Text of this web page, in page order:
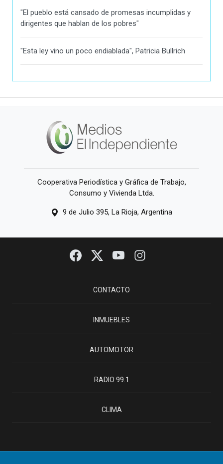
"El pueblo está cansado de promesas incumplidas y
dirigentes que hablan de los pobres"
"Esta ley vino un poco endiablada", Patricia Bullrich
Cooperativa Periodística y Gráfica de Trabajo,
Consumo y Vivienda Ltda.
9 de Julio 395, La Rioja, Argentina
CONTACTO
INMUEBLES
AUTOMOTOR
RADIO 99.1
CLIMA